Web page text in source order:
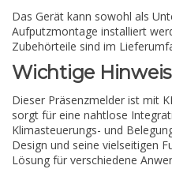
Das Gerät kann sowohl als
Aufputzmontage installiert
Zubehörteile sind im
Wichtige
Dieser Präsenzmelder ist mit
sorgt für eine nahtlose
Klimasteuerungs- und
Design und seine vielseitigen
Lösung für verschiedene